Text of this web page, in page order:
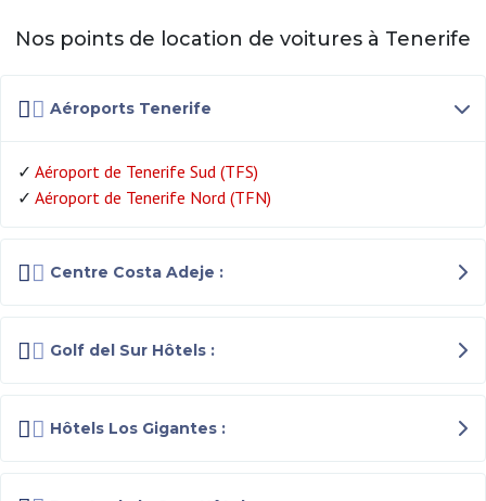
Nos points de location de voitures à Tenerife
Aéroports Tenerife
✓ Aéroport de Tenerife Sud (TFS)
✓ Aéroport de Tenerife Nord (TFN)
Centre Costa Adeje :
Golf del Sur Hôtels :
Hôtels Los Gigantes :